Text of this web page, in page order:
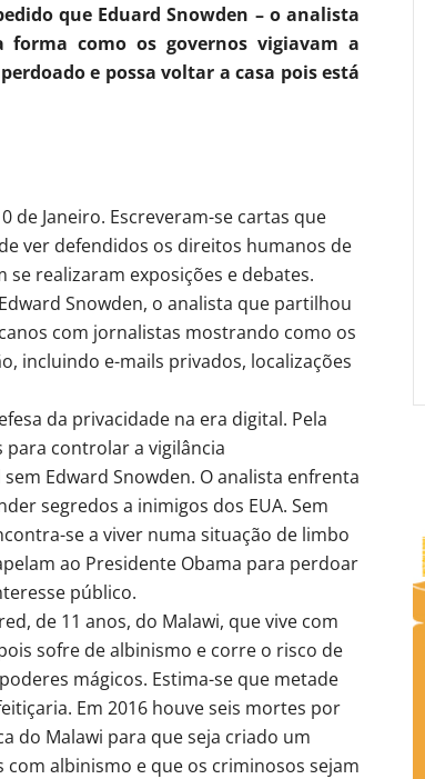
que Eduard Snowden – o analista
como os governos vigiavam a
e possa voltar a casa pois está
de Janeiro. Escreveram-se cartas que
ver defendidos os direitos humanos de
realizaram exposições e debates.
Snowden, o analista que partilhou
com jornalistas mostrando como os
incluindo e-mails privados, localizações
da privacidade na era digital. Pela
para controlar a vigilância
Edward Snowden. O analista enfrenta
segredos a inimigos dos EUA. Sem
se a viver numa situação de limbo
ao Presidente Obama para perdoar
público.
de 11 anos, do Malawi, que vive com
sofre de albinismo e corre o risco de
mágicos. Estima-se que metade
Em 2016 houve seis mortes por
do Malawi para que seja criado um
albinismo e que os criminosos sejam